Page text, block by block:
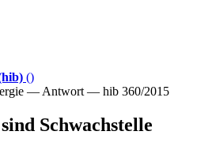
()
— Antwort — hib 360/2015
Schwachstelle